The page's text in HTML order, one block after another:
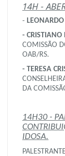
14H -
-
- CRISTIANO
COMISSÃO
OAB/RS.
- TERESA
DA
14H30 -
IDOSA.